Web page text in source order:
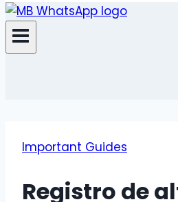
Important Guides
Registro de